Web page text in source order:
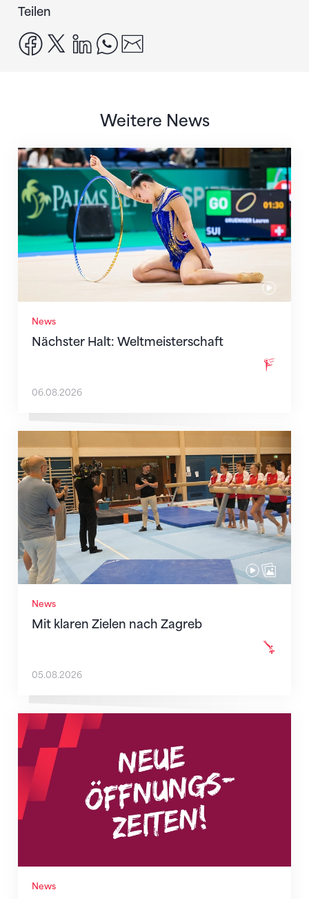
Teilen
facebook
x linkedinwhatsapp
Weitere News
News
Nächster Halt: Weltmeisterschaft
Nächster Halt: Weltmeisterschaft
06.08.2026
News
Mit klaren Zielen nach Zagreb
Mit klaren Zielen nach Zagreb
05.08.2026
News
Neue Empfangszeiten ab 1. August 2026